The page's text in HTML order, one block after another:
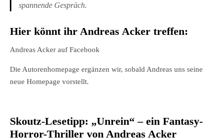
spannende Gespräch.
Hier könnt ihr Andreas Acker treffen:
Andreas Acker auf Facebook
Die Autorenhomepage ergänzen wir, sobald Andreas uns seine
neue Homepage vorstellt.
Skoutz-Lesetipp: „Unrein“ – ein Fantasy-
Horror-Thriller von Andreas Acker